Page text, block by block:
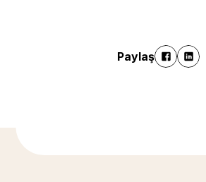
Paylaş